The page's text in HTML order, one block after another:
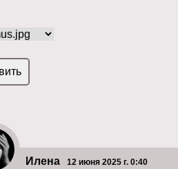
Илена 12 июня 2025 г. 0:40